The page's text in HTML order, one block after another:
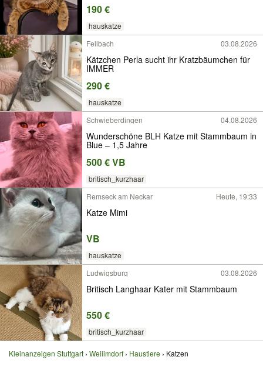
190 €
hauskatze
Fellbach
03.08.2026
Kätzchen Perla sucht ihr Kratzbäumchen für
IMMER
290 €
hauskatze
Schwieberdingen
04.08.2026
Wunderschöne BLH Katze mit Stammbaum in
Blue – 1,5 Jahre
500 € VB
britisch_kurzhaar
Remseck am Neckar
Heute, 19:33
Katze Mimi
VB
hauskatze
Ludwigsburg
03.08.2026
Britisch Langhaar Kater mit Stammbaum
550 €
britisch_kurzhaar
Kleinanzeigen Stuttgart Weilimdorf Haustiere Katzen